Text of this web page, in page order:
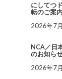
にしてつ
転のご案
2026年7
NCA／日
のお知ら
2026年7